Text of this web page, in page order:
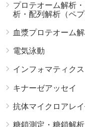
プロテオーム解析
析・配列解析（ペプ
血漿プロテオーム
電気泳動
インフォマティクス
キナーゼアッセイ
抗体マイクロアレ
糖鎖測定・糖鎖解